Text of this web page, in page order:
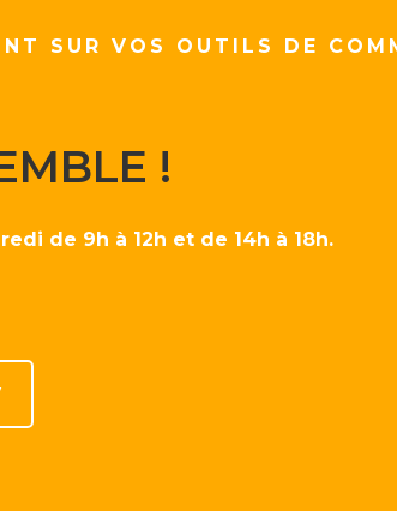
SUR VOS OUTILS DE
!
de 9h à 12h et de 14h à 18h.